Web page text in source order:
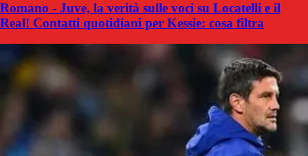
Romano - Juve, la verità sulle voci su Locatelli e il
Real! Contatti quotidiani per Kessie: cosa filtra